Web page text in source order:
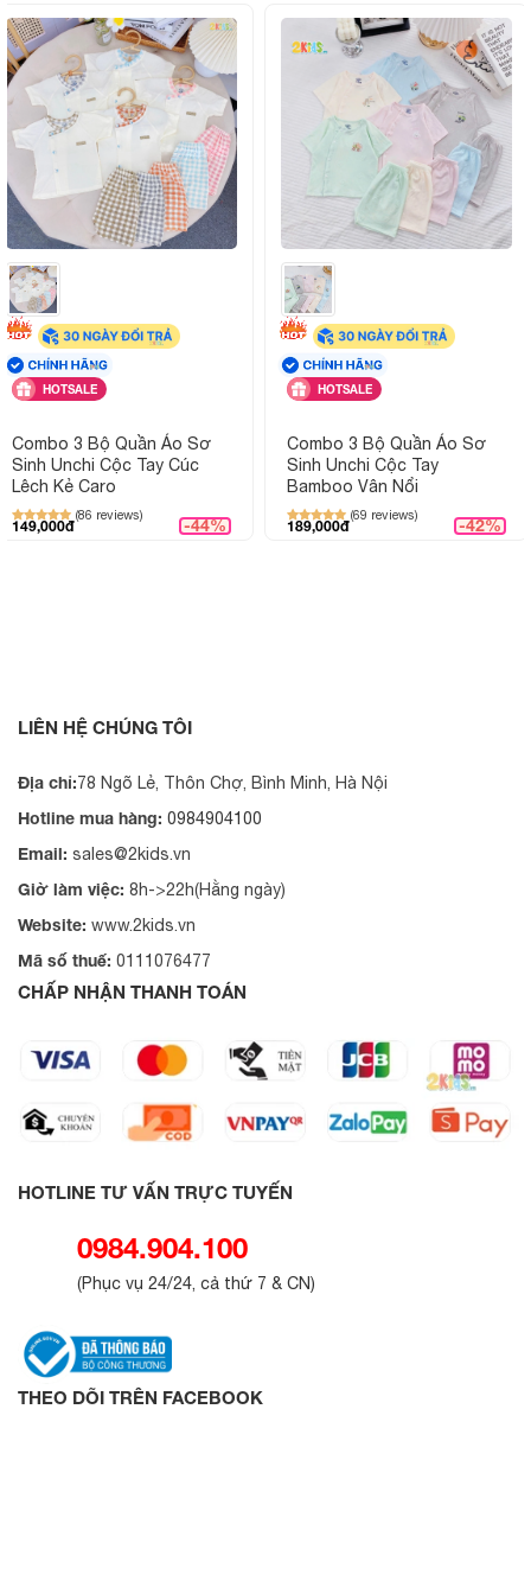
Hình ảnh sản phẩm
HOTSALE
Combo 3 Bộ Quần Áo Sơ
Sinh Unchi Cộc Tay Cúc
Lệch Kẻ Caro
(86 reviews)
149,000đ -44%
HOTSALE
Combo 3 Bộ Quần Áo Sơ
Sinh Unchi Cộc Tay
Bamboo Vân Nổi
(69 reviews)
189,000đ -42%
LIÊN HỆ CHÚNG TÔI
Địa chỉ:78 Ngõ Lẻ, Thôn Chợ, Bình Minh, Hà Nội
Hotline mua hàng: 0984904100
Email: sales@2kids.vn
Giờ làm việc: 8h->22h(Hằng ngày)
Website: www.2kids.vn
Mã số thuế: 0111076477
CHẤP NHẬN THANH TOÁN
HOTLINE TƯ VẤN TRỰC TUYẾN
0984.904.100
(Phục vụ 24/24, cả thứ 7 & CN)
THEO DÕI TRÊN FACEBOOK